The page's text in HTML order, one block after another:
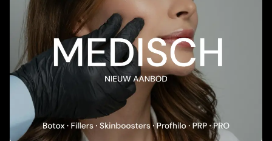
dermatologisch getest.
Add To Cart
Beschrijving
Toepassing